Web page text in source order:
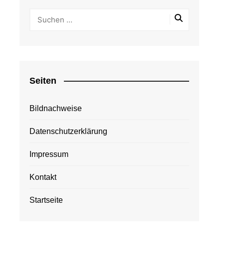
Seiten
Bildnachweise
Datenschutzerklärung
Impressum
Kontakt
Startseite